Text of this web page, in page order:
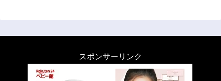
スポンサーリンク